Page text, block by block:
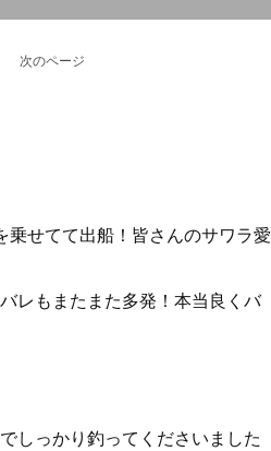
次のページ
せてて出船！皆さんのサワラ愛
レもまたまた多発！本当良くバ
しっかり釣ってくださいました